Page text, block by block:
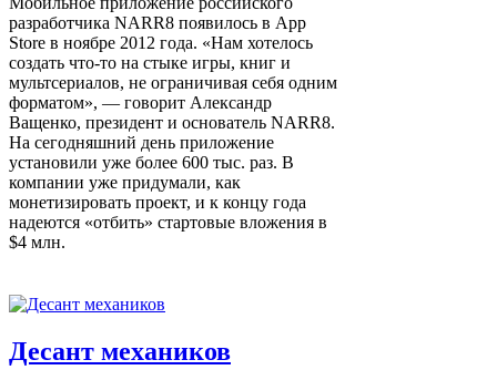
разработчика NARR8 появилось в Арр
Store в ноябре 2012 года. «Нам хотелось
создать что-то на стыке игры, книг и
мультсериалов, не ограничивая себя одним
форматом», — говорит Александр
Ващенко, президент и основатель NARR8.
На сегодняшний день приложение
установили уже более 600 тыс. раз. В
компании уже придумали, как
монетизировать проект, и к концу года
надеются «отбить» стартовые вложения в
$4 млн.
Десант механиков